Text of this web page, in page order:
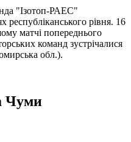
"Ізотоп-РАЕС"
республіканського рівня. 16
матчі попереднього
команд зустрічалися
обл.).
Чуми